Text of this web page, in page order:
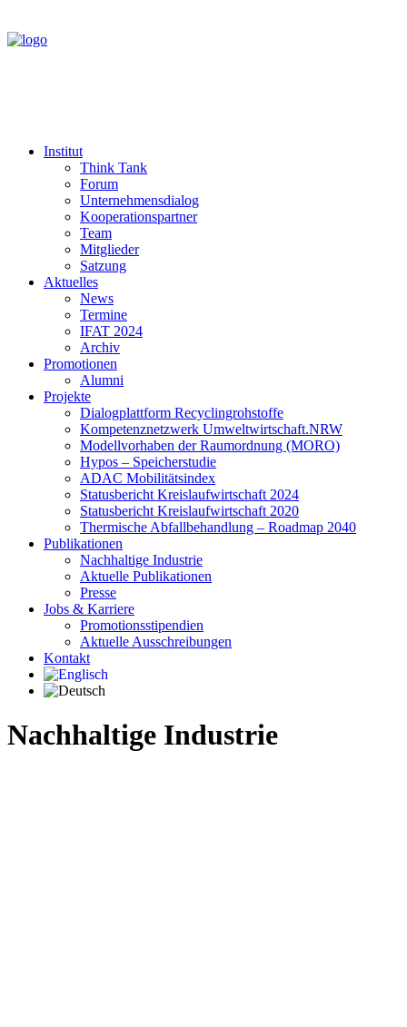
Institut
Think Tank
Forum
Unternehmensdialog
Kooperationspartner
Team
Mitglieder
Satzung
Aktuelles
News
Termine
IFAT 2024
Archiv
Promotionen
Alumni
Projekte
Dialogplattform Recyclingrohstoffe
Kompetenznetzwerk Umweltwirtschaft.NRW
Modellvorhaben der Raumordnung (MORO)
Hypos – Speicherstudie
ADAC Mobilitätsindex
Statusbericht Kreislaufwirtschaft 2024
Statusbericht Kreislaufwirtschaft 2020
Thermische Abfallbehandlung – Roadmap 2040
Publikationen
Nachhaltige Industrie
Aktuelle Publikationen
Presse
Jobs & Karriere
Promotionsstipendien
Aktuelle Ausschreibungen
Kontakt
Nachhaltige Industrie